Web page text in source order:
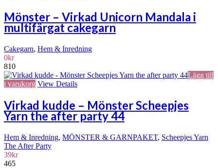
Mönster – Virkad Unicorn Mandala i
multifärgat cakegarn
Cakegarn, Hem & Inredning
0kr
810
Lägg till
i varukorg View Details
Virkad kudde – Mönster Scheepjes
Yarn the after party 44
Hem & Inredning, MÖNSTER & GARNPAKET, Scheepjes Yarn
The After Party
39kr
465